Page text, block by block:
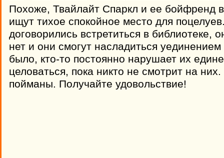
Похоже, Твайлайт Спаркл и ее бойфренд
ищут тихое спокойное место для
договорились встретиться в библиотеке,
нет и они смогут насладиться
было, кто-то постоянно нарушает их
целоваться, пока никто не смотрит на
пойманы. Получайте удовольствие!